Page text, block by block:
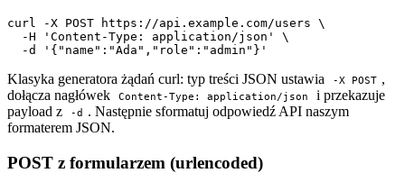
curl -X POST https://api.example.com/users \
  -H 'Content-Type: application/json' \
  -d '{"name":"Ada","role":"admin"}'
Klasyka generatora żądań curl: typ treści JSON ustawia -X POST ,
dołącza nagłówek
Content-Type: application/json
i przekazuje
payload z
-d
. Następnie sformatuj odpowiedź API naszym
formaterem JSON.
POST z formularzem (urlencoded)